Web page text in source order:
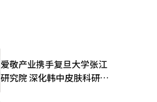
爱敬产业携手复旦大学张江
研究院 深化韩中皮肤科研合